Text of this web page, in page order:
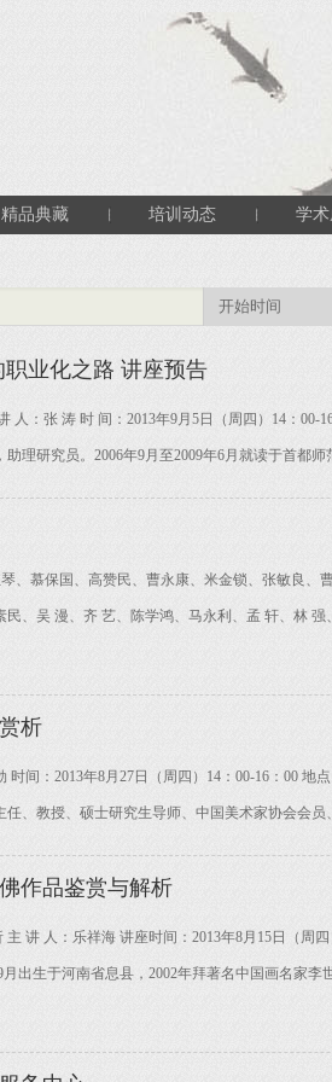
精品典藏 培训动态 学
业化之路 讲座预告
：张 涛 时 间：2013年9月5日（周四）14：00-
理研究员。2006年9月至2009年6月就读于首都师
慕保国、高赞民、曹永康、米金锁、张敏良、
、吴 漫、齐 艺、陈学鸿、马永利、孟 轩、林
析
：2013年8月27日（周四）14：00-16：00 地
、教授、硕士研究生导师、中国美术家协会会
作品鉴赏与解析
讲 人：乐祥海 讲座时间：2013年8月15日（周
出生于河南省息县，2002年拜著名中国画名家